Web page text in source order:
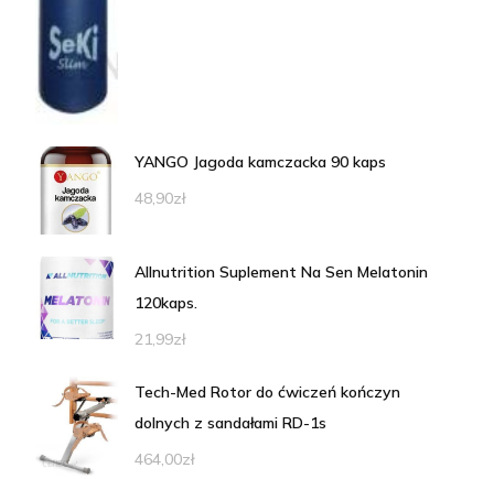
YANGO Jagoda kamczacka 90 kaps
48,90zł
Allnutrition Suplement Na Sen Melatonin
120kaps.
21,99zł
Tech-Med Rotor do ćwiczeń kończyn
dolnych z sandałami RD-1s
464,00zł